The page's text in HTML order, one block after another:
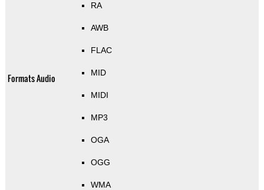
Formats Audio
RA
AWB
FLAC
MID
MIDI
MP3
OGA
OGG
WMA